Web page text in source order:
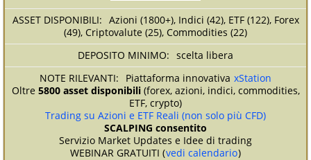
Azioni (1800+), Indici (42), ETF (122), Forex
(49), Criptovalute (25), Commodities (22)
scelta libera
Piattaforma innovativa xStation
Oltre 5800 asset disponibili(forex, azioni, indici, commodities,
ETF, crypto)
Trading su Azioni e ETF Reali (non solo più CFD)
SCALPING consentito
Servizio Market Updates e Idee di trading
WEBINAR GRATUITI (vedi calendario)